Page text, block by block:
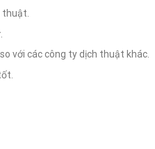
thuật.
với các công ty dịch thuật khác.